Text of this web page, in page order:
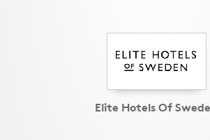
Elite Hotels Of